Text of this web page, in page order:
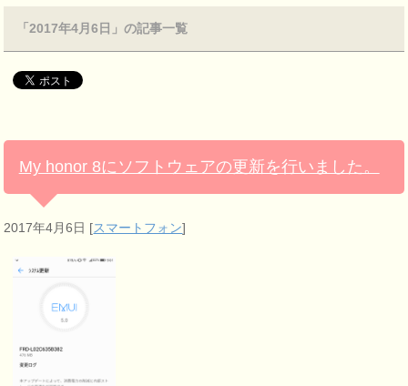
「2017年4月6日」の記事一覧
My honor 8にソフトウェアの更新を行いました。
2017年4月6日 [スマートフォン]